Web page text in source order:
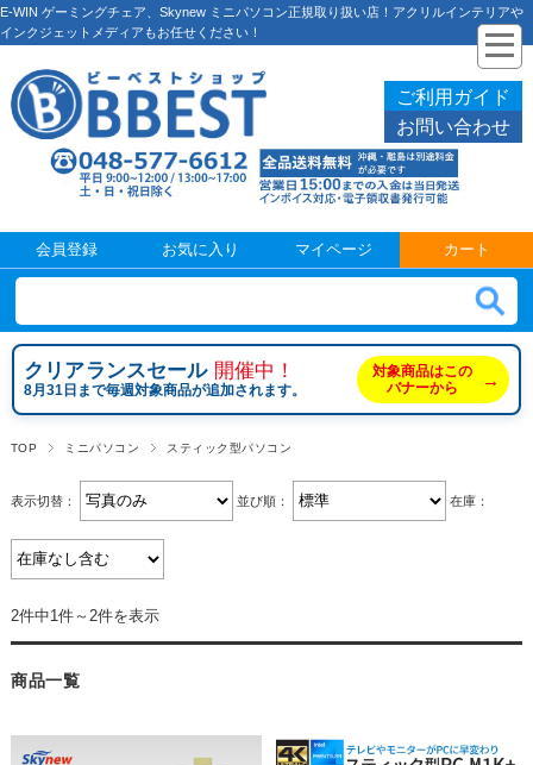
E-WIN ゲーミングチェア、Skynew ミニパソコン正規取り扱い店！アクリルインテリアや
インクジェットメディアもお任せください！
ご利用ガイド
お問い合わせ
会員登録 お気に入り マイページ カート
クリアランスセール 開催中！
8月31日まで毎週対象商品が追加されます。
対象商品はこの
バナーから
→
TOP ミニパソコン スティック型パソコン
表示切替： 並び順： 在庫：
2件中1件～2件を表示
商品一覧